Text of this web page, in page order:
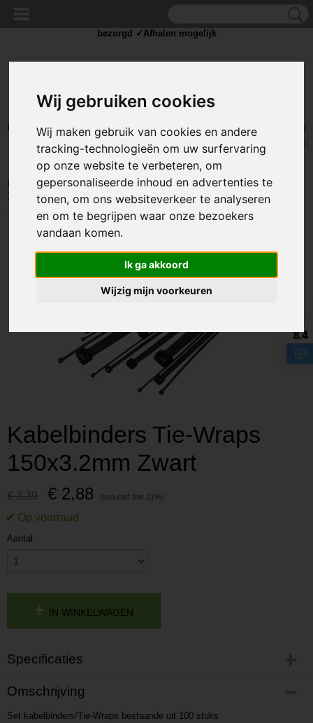
Wij gebruiken cookies
Wij maken gebruik van cookies en andere
tracking-technologieën om uw surfervaring
op onze website te verbeteren, om
gepersonaliseerde inhoud en advertenties te
tonen, om ons websiteverkeer te analyseren
en om te begrijpen waar onze bezoekers
vandaan komen.
Ik ga akkoord
Wijzig mijn voorkeuren
Inloggen Registreren
UW WINKELWAGEN
Geen producten
(0)
Home >TIE WRAP / KABELBINDER> Tie Wrap klein>Kabelbinders
Tie-Wraps 150x3.2mm Zwart
Kabelbinders Tie-Wraps
150x3.2mm Zwart
€ 3,39 € 2,88
Aantal
IN WINKELWAGEN
Specificaties
Productcode
P201701192144
Productcode leverancier
Omschrijving
Set kabelbinders/Tie-Wraps bestaande uit 100 stuks
bezorgd ✓Afhalen mogelijk
8.4